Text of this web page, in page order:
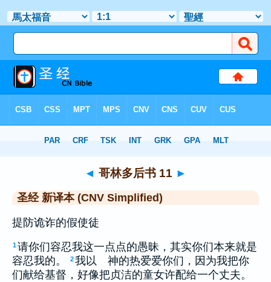
> 哥林多后书 11
◄ 哥林多后书 11 ►
圣经 新译本 (CNV Simplified)
提防诡诈的假使徒
1请你们容忍我这一点点的愚昧，其实你们本来就是
容忍我的。
2我以 神的热爱爱你们，因为我把你
们献给基督，好像把贞洁的童女许配给一个丈夫。